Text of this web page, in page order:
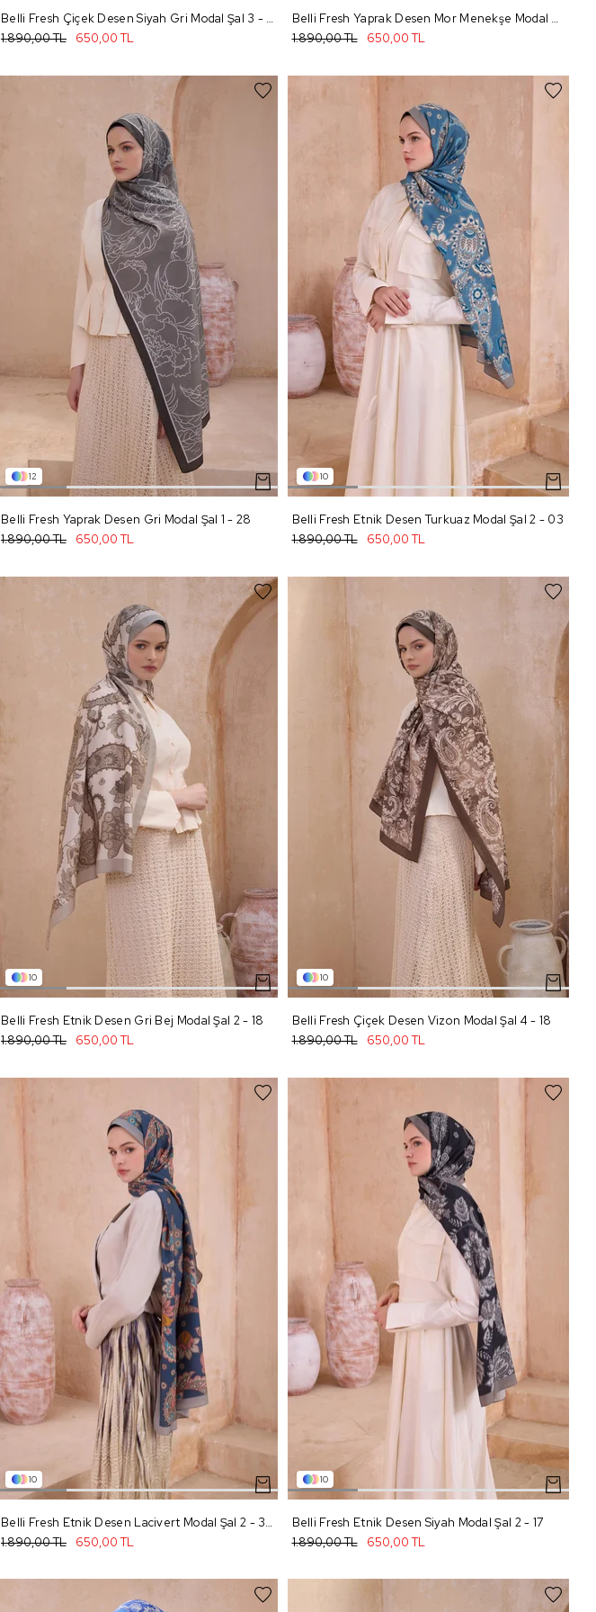
Belli Fresh Çiçek Desen Siyah Gri Modal Şal 3 - 28
650,00 TL
1.890,00 TL
Belli Fresh Yaprak Desen Mor Menekşe Modal Şal 1 - 23
650,00 TL
1.890,00 TL
12
Belli Fresh Yaprak Desen Gri Modal Şal 1 - 28
650,00 TL
1.890,00 TL
10
Belli Fresh Etnik Desen Turkuaz Modal Şal 2 - 03
650,00 TL
1.890,00 TL
10
Belli Fresh Etnik Desen Gri Bej Modal Şal 2 - 18
650,00 TL
1.890,00 TL
10
Belli Fresh Çiçek Desen Vizon Modal Şal 4 - 18
650,00 TL
1.890,00 TL
10
Belli Fresh Etnik Desen Lacivert Modal Şal 2 - 39
650,00 TL
1.890,00 TL
10
Belli Fresh Etnik Desen Siyah Modal Şal 2 - 17
650,00 TL
1.890,00 TL